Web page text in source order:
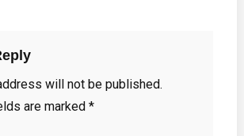
will not be published.
are marked *